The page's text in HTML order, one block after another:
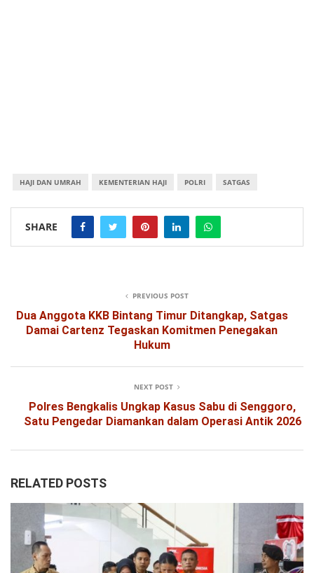
HAJI DAN UMRAH KEMENTERIAN HAJI POLRI SATGAS
SHARE
PREVIOUS POST
Dua Anggota KKB Bintang Timur Ditangkap, Satgas
Damai Cartenz Tegaskan Komitmen Penegakan
Hukum
NEXT POST
Polres Bengkalis Ungkap Kasus Sabu di Senggoro,
Satu Pengedar Diamankan dalam Operasi Antik 2026
RELATED POSTS